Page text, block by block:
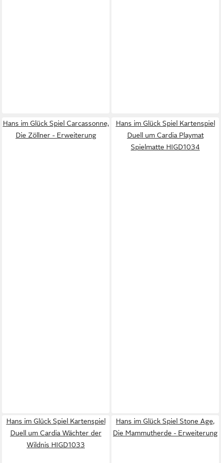
Hans im Glück Spiel Carcassonne,
Die Zöllner - Erweiterung
Hans im Glück Spiel Kartenspiel
Duell um Cardia Playmat
Spielmatte HIGD1034
Hans im Glück Spiel Kartenspiel
Duell um Cardia Wächter der
Wildnis HIGD1033
Hans im Glück Spiel Stone Age,
Die Mammutherde - Erweiterung